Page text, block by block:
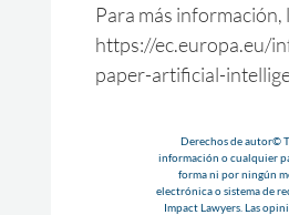
Para más información,
https://ec.europa.eu/
paper-artificial-
Derechos de autor©
información o cualquier
forma ni por ningún
electrónica o sistema de
Impact Lawyers. Las